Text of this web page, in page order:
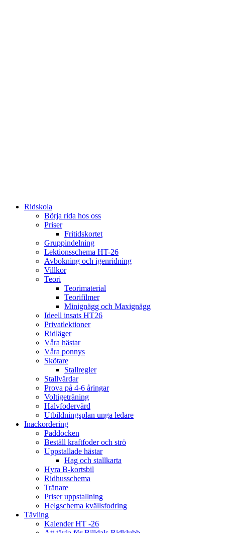
Ridskola
Börja rida hos oss
Priser
Fritidskortet
Gruppindelning
Lektionsschema HT-26
Avbokning och igenridning
Villkor
Teori
Teorimaterial
Teorifilmer
Minignägg och Maxignägg
Ideell insats HT26
Privatlektioner
Ridläger
Våra hästar
Våra ponnys
Skötare
Stallregler
Stallvärdar
Prova på 4-6 åringar
Voltigeträning
Halvfodervärd
Utbildningsplan unga ledare
Inackordering
Paddocken
Beställ kraftfoder och strö
Uppstallade hästar
Hag och stallkarta
Hyra B-kortsbil
Ridhusschema
Tränare
Priser uppstallning
Helgschema kvällsfodring
Tävling
Kalender HT -26